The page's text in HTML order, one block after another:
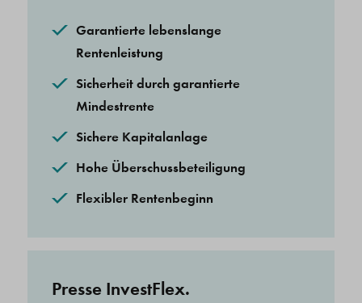
Garantierte lebenslange
Rentenleistung
Sicherheit durch garantierte
Mindestrente
Sichere Kapitalanlage
Hohe Überschussbeteiligung
Flexibler Rentenbeginn
Presse InvestFlex.